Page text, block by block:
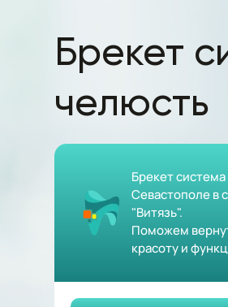
Брекет
челюсть
Брекет
Севастополе в
"Витязь".
Поможем
красоту и